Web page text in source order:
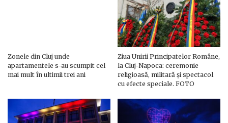
Zonele din Cluj unde
apartamentele s-au scumpit cel
mai mult în ultimii trei ani
Ziua Unirii Principatelor Române,
la Cluj-Napoca: ceremonie
religioasă, militară și spectacol
cu efecte speciale. FOTO